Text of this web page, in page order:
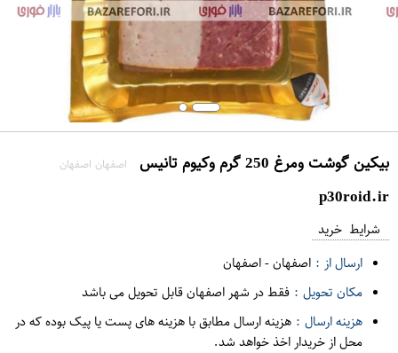
بیکین گوشت ومرغ 250 گرم وکیوم تانیس اصفهان اصفهان
p30roid.ir
شرایط خرید
ارسال از : اصفهان-اصفهان
مکان تحویل : فقط در شهر اصفهان قابل تحویل می باشد
هزینه ارسال : هزینه ارسال مطابق با هزینه های پست یا پیک بوده که در
محل از خریدار اخذ خواهد شد.